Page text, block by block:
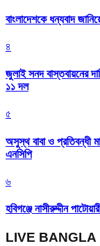
বাংলাদেশকে ধন্যবাদ
৪
জুলাই সনদ বাস্তবায়নের
১১ দল
৫
অসুস্থ বাবা ও প্রতিবন্ধী
এনসিপি
৬
হবিগঞ্জে নাসীরুদ্দীন
LIVE BANGLA